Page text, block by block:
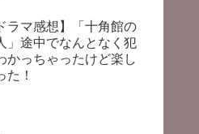
ラマ感想】「十角館の
」途中でなんとなく犯
かっちゃったけど楽し
た！